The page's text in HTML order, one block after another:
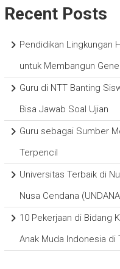
Recent Posts
Pendidikan Lingkungan
untuk Membangun
Guru di NTT Banting
Bisa Jawab Soal Ujian
Guru sebagai Sumber
Terpencil
Universitas Terbaik di
Nusa Cendana
10 Pekerjaan di Bidang
Anak Muda Indonesia di